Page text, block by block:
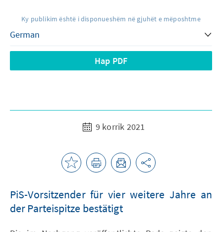
Ky publikim është i disponueshëm në gjuhët e mëposhtme
Hap PDF
9 korrik 2021
PiS-Vorsitzender für vier weitere Jahre an
der Parteispitze bestätigt